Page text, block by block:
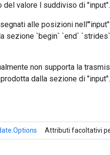
del valore l suddiviso di "input".
alle posizioni
sezione `begin` `end`
non supporta la
dalla sezione di "input".
Attributi facoltativi